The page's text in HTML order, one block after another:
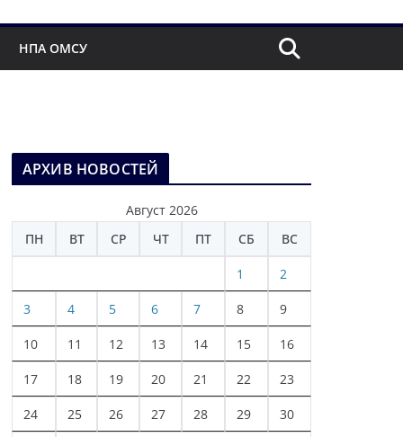
НПА ОМСУ
АРХИВ НОВОСТЕЙ
Август 2026
ПН
ВТ СР ЧТ ПТ СБ ВС
1 2
3 4 5 6 7 8 9
10 11 12 13 14 15 16
17 18 19 20 21 22 23
24 25 26 27 28 29 30